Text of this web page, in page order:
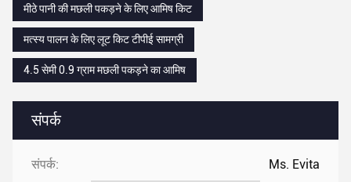
संपर्क
संपर्क: Ms. Evita
मीठे पानी की मछली पकड़ने के लिए आमिष किट
मत्स्य पालन के लिए लूट किट टीपीई सामग्री
4.5 सेमी 0.9 ग्राम मछली पकड़ने का आमिष